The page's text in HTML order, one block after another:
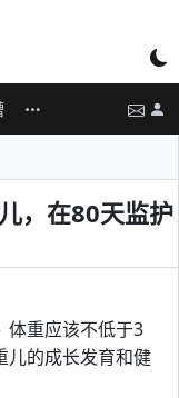
，在80天监护
体重应该不低于3
儿的成长发育和健